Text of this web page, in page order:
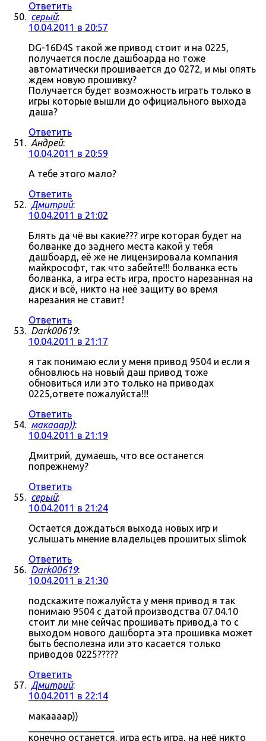
Ответить
серый:
10.04.2011 в 20:57
DG-16D4S такой же привод стоит и на 0225,
получается после дашбоарда но тоже
автоматически прошивается до 0272, и мы опять
ждем новую прошивку?
Получается будет возможность играть только в
игры которые вышли до официального выхода
даша?
Ответить
Андрей:
10.04.2011 в 20:59
А тебе этого мало?
Ответить
Дмитрий:
10.04.2011 в 21:02
Блять да чё вы какие??? игре которая будет на
болванке до заднего места какой у тебя
дашбоард, её же не лицензировала компания
майкрософт, так что забейте!!! болванка есть
болванка, а игра есть игра, просто нарезанная на
диск и всё, никто на неё защиту во время
нарезания не ставит!
Ответить
Dark00619:
10.04.2011 в 21:17
я так понимаю если у меня привод 9504 и если я
обновлюсь на новый даш привод тоже
обновиться или это только на приводах
0225,ответе пожалуйста!!!
Ответить
макааар)):
10.04.2011 в 21:19
Дмитрий, думаешь, что все останется
попрежнему?
Ответить
серый:
10.04.2011 в 21:24
Остается дождаться выхода новых игр и
услышать мнение владельцев прошитых slimok
Ответить
Dark00619:
10.04.2011 в 21:30
подскажите пожалуйста у меня привод я так
понимаю 9504 с датой производства 07.04.10
стоит ли мне сейчас прошивать привод,а то с
выходом нового дашборта эта прошивка может
быть бесполезна или это касается только
приводов 0225?????
Ответить
Дмитрий:
10.04.2011 в 22:14
макаааар))
конечно останется, игра есть игра, на неё никто